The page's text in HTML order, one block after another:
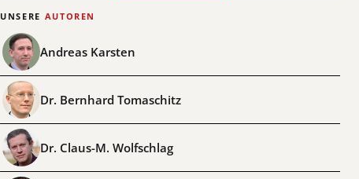
UNSERE AUTOREN
Andreas Karsten
Dr. Bernhard Tomaschitz
Dr. Claus-M. Wolfschlag